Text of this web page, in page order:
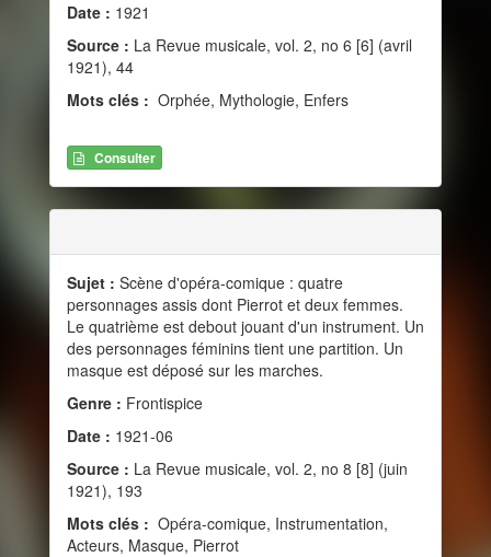
Date : 1921
Source : La Revue musicale, vol. 2, no 6 [6] (avril
1921), 44
Mots clés : Orphée, Mythologie, Enfers
Consulter
Sujet : Scène d'opéra-comique : quatre
personnages assis dont Pierrot et deux femmes.
Le quatrième est debout jouant d'un instrument. Un
des personnages féminins tient une partition. Un
masque est déposé sur les marches.
Genre : Frontispice
Date : 1921-06
Source : La Revue musicale, vol. 2, no 8 [8] (juin
1921), 193
Mots clés : Opéra-comique, Instrumentation,
Acteurs, Masque, Pierrot